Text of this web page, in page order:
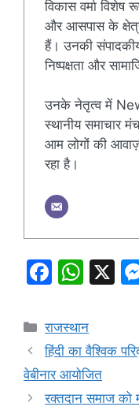
विकास वर्मा विशेष
और आसपास के
हैं। उनकी
निष्पक्षता और
उनके नेतृत्व में
स्थानीय समाचार
आम लोगों की
रहा है।
F
c
e
b
o
W
at
s
A
p
X
Categories
राजस्थान
हिंदी का वैश्विक
वेबीनार आयोजित
रक्तदान समाज को